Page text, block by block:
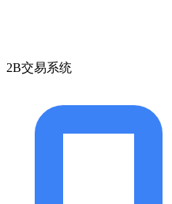
2B交易系统